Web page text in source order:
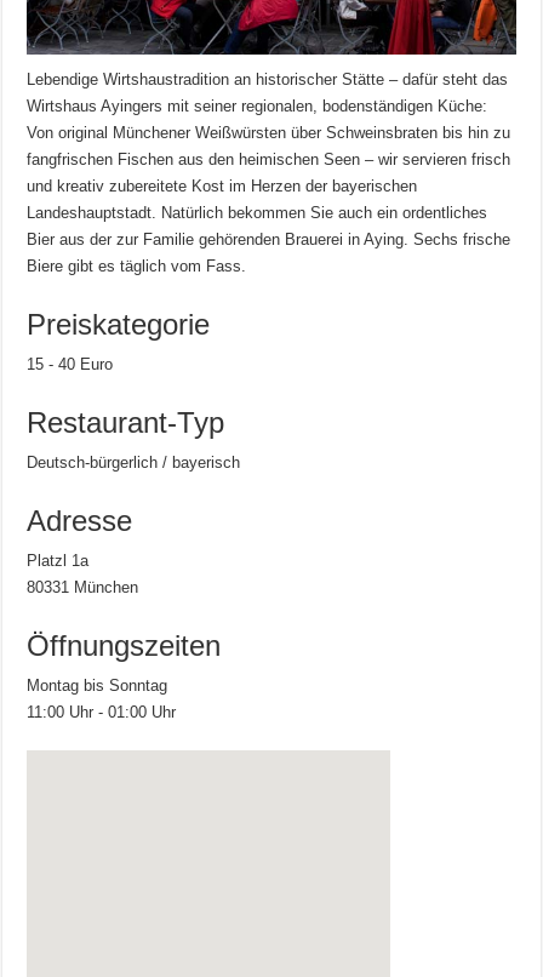
Lebendige Wirtshaustradition an historischer Stätte – dafür steht das
Wirtshaus Ayingers mit seiner regionalen, bodenständigen Küche:
Von original Münchener Weißwürsten über Schweinsbraten bis hin zu
fangfrischen Fischen aus den heimischen Seen – wir servieren frisch
und kreativ zubereitete Kost im Herzen der bayerischen
Landeshauptstadt. Natürlich bekommen Sie auch ein ordentliches
Bier aus der zur Familie gehörenden Brauerei in Aying. Sechs frische
Biere gibt es täglich vom Fass.
Preiskategorie
15 - 40 Euro
Restaurant-Typ
Deutsch-bürgerlich / bayerisch
Adresse
Platzl 1a
80331 München
Öffnungszeiten
Montag bis Sonntag
11:00 Uhr - 01:00 Uhr